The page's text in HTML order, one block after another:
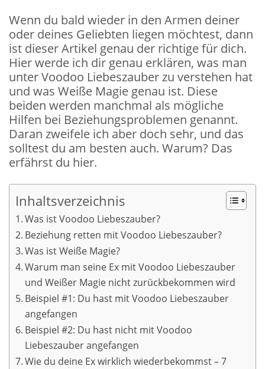
Wenn du bald wieder in den Armen deiner
oder deines Geliebten liegen möchtest, dann
ist dieser Artikel genau der richtige für dich.
Hier werde ich dir genau erklären, was man
unter Voodoo Liebeszauber zu verstehen hat
und was Weiße Magie genau ist. Diese
beiden werden manchmal als mögliche
Hilfen bei Beziehungsproblemen genannt.
Daran zweifele ich aber doch sehr, und das
solltest du am besten auch. Warum? Das
erfährst du hier.
Inhaltsverzeichnis
Was ist Voodoo Liebeszauber?
Beziehung retten mit Voodoo Liebeszauber?
Was ist Weiße Magie?
Warum man seine Ex mit Voodoo Liebeszauber
und Weißer Magie nicht zurückbekommen wird
Beispiel #1: Du hast mit Voodoo Liebeszauber
angefangen
Beispiel #2: Du hast nicht mit Voodoo
Liebeszauber angefangen
Wie du deine Ex wirklich wiederbekommst – 7